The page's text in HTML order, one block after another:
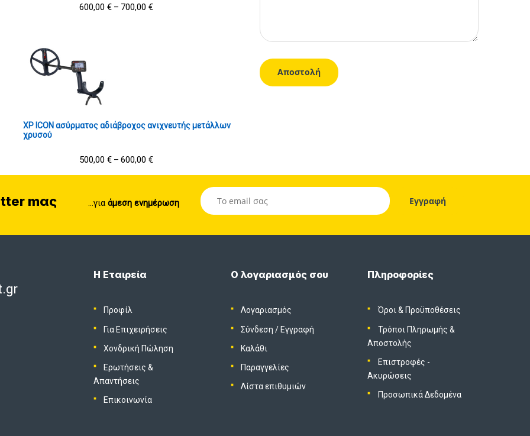
600,00 € – 700,00 €
XP ICON ασύρματος αδιάβροχος ανιχνευτής μετάλλων
χρυσού
500,00 € – 600,00 €
mας ...για άμεση ενημέρωση
Η Εταιρεία
Προφίλ
Για Επιχειρήσεις
Χονδρική Πώληση
Ερωτήσεις &
Απαντήσεις
Επικοινωνία
Ο λογαριασμός σου
Λογαριασμός
Σύνδεση /Εγγραφή
Καλάθι
Παραγγελίες
Λίστα επιθυμιών
Πληροφορίες
Όροι & Προϋποθέσεις
Τρόποι Πληρωμής &
Αποστολής
Επιστροφές -
Ακυρώσεις
Προσωπικά Δεδομένα